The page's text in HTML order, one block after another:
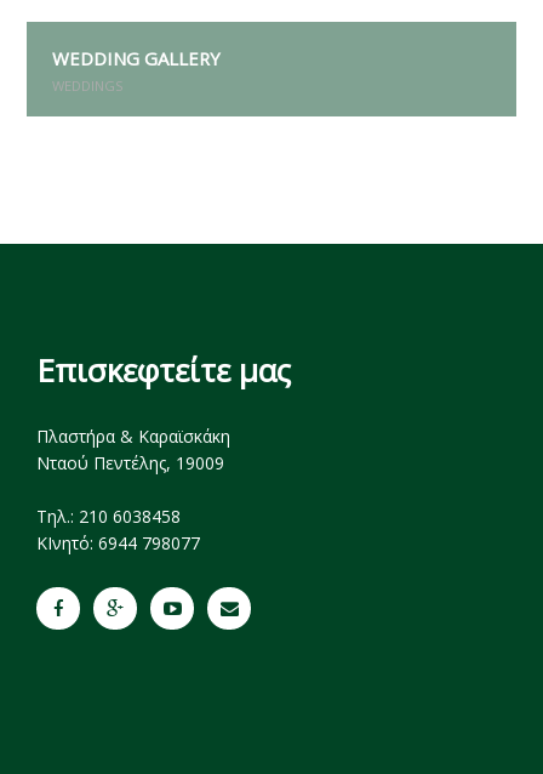
WEDDING GALLERY
WEDDINGS
Επισκεφτείτε μας
Πλαστήρα & Καραϊσκάκη
Νταού Πεντέλης, 19009
Tηλ.: 210 6038458
ΚΙνητό: 6944 798077